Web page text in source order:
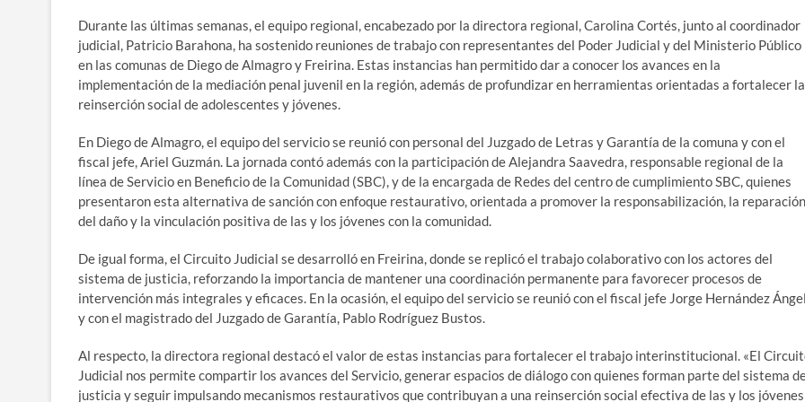
Durante las últimas semanas, el equipo regional, encabezado por la directora regional, Carolina Cortés, junto al coordinador
judicial, Patricio Barahona, ha sostenido reuniones de trabajo con representantes del Poder Judicial y del Ministerio Público
en las comunas de Diego de Almagro y Freirina. Estas instancias han permitido dar a conocer los avances en la
implementación de la mediación penal juvenil en la región, además de profundizar en herramientas orientadas a fortalecer la
reinserción social de adolescentes y jóvenes.
En Diego de Almagro, el equipo del servicio se reunió con personal del Juzgado de Letras y Garantía de la comuna y con el
fiscal jefe, Ariel Guzmán. La jornada contó además con la participación de Alejandra Saavedra, responsable regional de la
línea de Servicio en Beneficio de la Comunidad (SBC), y de la encargada de Redes del centro de cumplimiento SBC, quienes
presentaron esta alternativa de sanción con enfoque restaurativo, orientada a promover la responsabilización, la reparación
del daño y la vinculación positiva de las y los jóvenes con la comunidad.
De igual forma, el Circuito Judicial se desarrolló en Freirina, donde se replicó el trabajo colaborativo con los actores del
sistema de justicia, reforzando la importancia de mantener una coordinación permanente para favorecer procesos de
intervención más integrales y eficaces. En la ocasión, el equipo del servicio se reunió con el fiscal jefe Jorge Hernández Ángel
y con el magistrado del Juzgado de Garantía, Pablo Rodríguez Bustos.
Al respecto, la directora regional destacó el valor de estas instancias para fortalecer el trabajo interinstitucional. «El
Judicial nos permite compartir los avances del Servicio, generar espacios de diálogo con quienes forman parte del sistema
justicia y seguir impulsando mecanismos restaurativos que contribuyan a una reinserción social efectiva de las y los